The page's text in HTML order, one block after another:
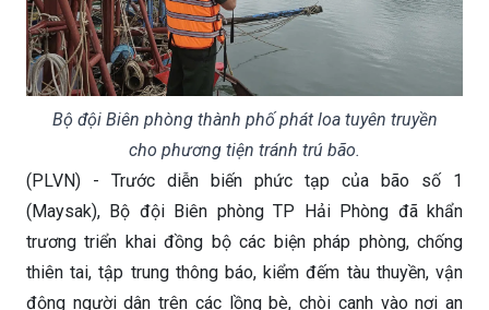
Bộ đội Biên phòng thành phố phát loa tuyên truyền
cho phương tiện tránh trú bão.
(PLVN) - Trước diễn biến phức tạp của bão số 1
(Maysak), Bộ đội Biên phòng TP Hải Phòng đã khẩn
trương triển khai đồng bộ các biện pháp phòng, chống
thiên tai, tập trung thông báo, kiểm đếm tàu thuyền, vận